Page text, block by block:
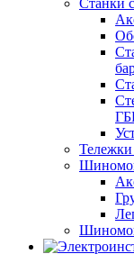
Станки
Тележки